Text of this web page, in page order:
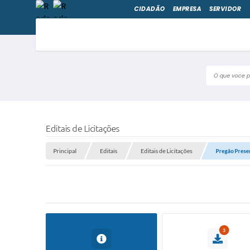
O que voce
CIDADÃO EMPRESA SERVIDOR
Editais de Licitações
Principal Editais Editais de Licitações Pregão
3